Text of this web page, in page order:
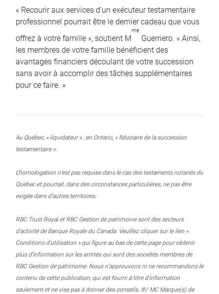
« Recourir aux services d’un exécuteur testamentaire
professionnel pourrait être le dernier cadeau que vous
offrez à votre famille », soutient M
me
Guerriero. « Ainsi,
les membres de votre famille bénéficient des
avantages financiers découlant de votre succession
sans avoir à accomplir des tâches supplémentaires
pour ce faire. »
Au Québec, « liquidateur » ; en Ontario, « fiduciaire de la succession
testamentaire ».
L’homologation n’est pas requise dans le cas des testaments notariés du
Québec et pourrait, dans des circonstances particulières, ne pas être
exigée dans d’autres territoires.
RBC Trust Royal et RBC Gestion de patrimoine sont des secteurs
d’activité de Banque Royale du Canada. Veuillez cliquer sur le lien «
Conditions d’utilisation » qui figure au bas de cette page pour obtenir
plus d’information sur les entités qui sont des sociétés membres de
RBC Gestion de patrimoine. Nous n’approuvons ni ne recommandons le
contenu de cette publication, qui est fourni à titre d’information
seulement et ne vise pas à donner des conseils. ®/ MC Marque(s) de